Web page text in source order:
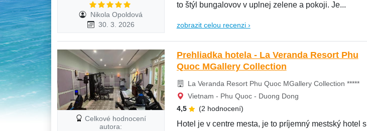
Nikola Opoldová
30. 3. 2026
to štýl bungalovov v uplnej zelene a pokoji. Je...
zobrazit celou recenzi ›
Celkové hodnocení
autora:
Prehliadka hotela - La Veranda Resort Phu
Quoc MGallery Collection
La Veranda Resort Phu Quoc MGallery Collection *****
Vietnam - Phu Quoc - Duong Dong
4,5
(2 hodnocení)
Hotel je v centre mesta, je to príjemný mestský hotel s